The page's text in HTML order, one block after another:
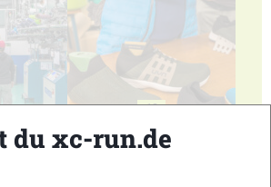
12
du xc-run.de